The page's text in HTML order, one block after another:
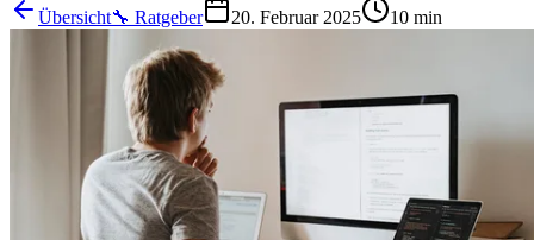
Übersicht🔧 Ratgeber 20. Februar 2025 10 min